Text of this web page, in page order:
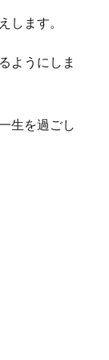
します。
ようにしま
生を過ごし